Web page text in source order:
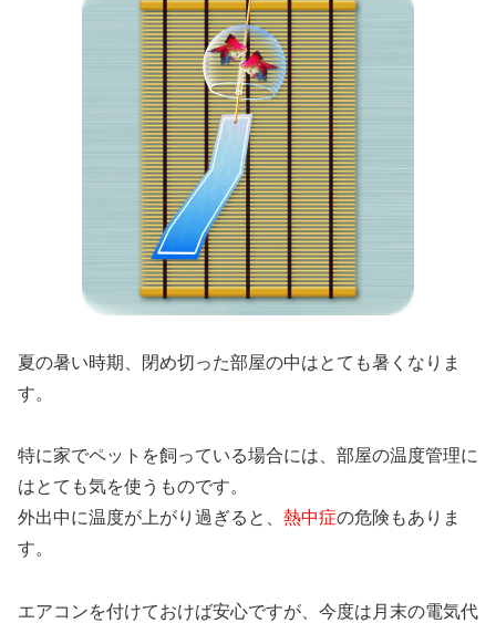
夏の暑い時期、閉め切った部屋の中はとても暑くなりま
す。
特に家でペットを飼っている場合には、部屋の温度管理に
はとても気を使うものです。
外出中に温度が上がり過ぎると、 熱中症の危険もありま
す。
エアコンを付けておけば安心ですが、今度は月末の電気代